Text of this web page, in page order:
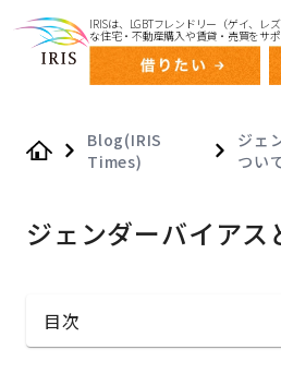
IRISは、LGBTフレンドリー（ゲイ、レ
な住宅・不動産購入や賃貸・売買をサ
Blog(IRIS
Times)
ジェ
つい
ジェンダーバイアス
目次